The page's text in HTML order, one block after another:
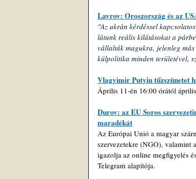
Lavrov: Oroszország és az
"Az ukrán kérdéssel
látunk reális kilátásokat a
vállalták magukra, jelenleg
külpolitika minden területével,
Vlagyimir Putyin tűzszünetet
Április 11-én 16:00 órától
Durov: az EU Soros
maradékát
Az Európai Unió a magyar
szervezetekre (NGO), valamint
igazolja az online megfigyelés
Telegram alapítója.